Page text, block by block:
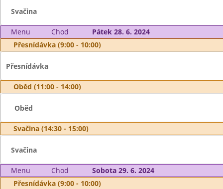
Svačina
Menu Chod
Pátek 28. 6. 2024
Přesnídávka (9:00 - 10:00)
Přesnídávka
Oběd (11:00 - 14:00)
Oběd
Svačina (14:30 - 15:00)
Svačina
Menu Chod
Sobota 29. 6. 2024
Přesnídávka (9:00 - 10:00)